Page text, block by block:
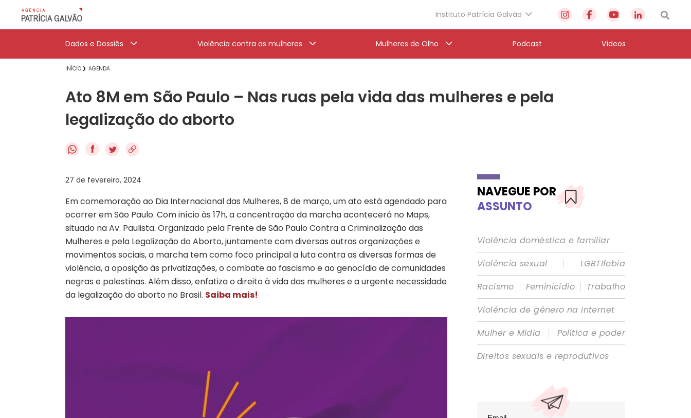
Instituto Patrícia Galvão
Dados e Dossiês Violência contra as mulheres Mulheres de Olho Podcast Vídeos
INÍCIO AGENDA
Ato 8M em São Paulo – Nas ruas pela vida das mulheres e pela
legalização do aborto
f
27 de fevereiro, 2024
Em comemoração ao Dia Internacional das Mulheres, 8 de março, um ato está agendado para
ocorrer em São Paulo. Com início às 17h, a concentração da marcha acontecerá no Maps,
situado na Av. Paulista. Organizado pela Frente de São Paulo Contra a Criminalização das
Mulheres e pela Legalização do Aborto, juntamente com diversas outras organizações e
movimentos sociais, a marcha tem como foco principal a luta contra as diversas formas de
violência, a oposição às privatizações, o combate ao fascismo e ao genocídio de comunidades
negras e palestinas. Além disso, enfatiza o direito à vida das mulheres e a urgente necessidade
da legalização do aborto no Brasil. Saiba mais!
NAVEGUE POR
ASSUNTO
Violência doméstica e familiar
Violência sexual
|
LGBTIfobia
Racismo | Feminicídio | Trabalho
Violência de gênero na internet
Mulher e Mídia
|
Política e poder
Direitos sexuais e reprodutivos